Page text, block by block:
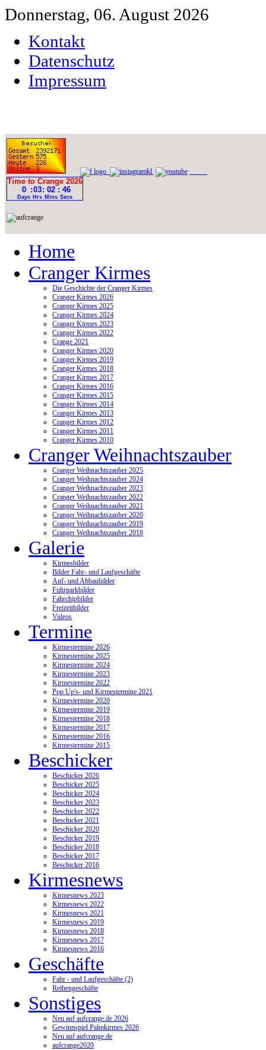
Donnerstag, 06. August 2026
Kontakt
Datenschutz
Impressum
Home
Cranger Kirmes
Die Geschichte der Cranger Kirmes
Cranger Kirmes 2026
Cranger Kirmes 2025
Cranger Kirmes 2024
Cranger Kirmes 2023
Cranger Kirmes 2022
Crange 2021
Cranger Kirmes 2020
Cranger Kirmes 2019
Cranger Kirmes 2018
Cranger Kirmes 2017
Cranger Kirmes 2016
Cranger Kirmes 2015
Cranger Kirmes 2014
Cranger Kirmes 2013
Cranger Kirmes 2012
Cranger Kirmes 2011
Cranger Kirmes 2010
Cranger Weihnachtszauber
Cranger Weihnachtszauber 2025
Cranger Weihnachtszauber 2024
Cranger Weihnachtszauber 2023
Cranger Weihnachtszauber 2022
Cranger Weihnachtszauber 2021
Cranger Weihnachtszauber 2020
Cranger Weihnachtszauber 2019
Cranger Weihnachtszauber 2018
Galerie
Kirmesbilder
Bilder Fahr- und Laufgeschäfte
Auf- und Abbaubilder
Fuhrparkbilder
Fahrchipbilder
Freizeitbilder
Videos
Termine
Kirmestermine 2026
Kirmestermine 2025
Kirmestermine 2024
Kirmestermine 2023
Kirmestermine 2022
Pop Up's- und Kirmestermine 2021
Kirmestermine 2020
Kirmestermine 2019
Kirmestermine 2018
Kirmestermine 2017
Kirmestermine 2016
Kirmestermine 2015
Beschicker
Beschicker 2026
Beschicker 2025
Beschicker 2024
Beschicker 2023
Beschicker 2022
Beschicker 2021
Beschicker 2020
Beschicker 2019
Beschicker 2018
Beschicker 2017
Beschicker 2016
Kirmesnews
Kirmesnews 2023
Kirmesnews 2022
Kirmesnews 2021
Kirmesnews 2019
Kirmesnews 2018
Kirmesnews 2017
Kirmesnews 2016
Geschäfte
Fahr - und Laufgeschäfte (2)
Reihengeschäfte
Sonstiges
Neu auf aufcrange.de 2026
Gewinnspiel Palmkirmes 2026
Neu auf aufcrange.de
aufcrange2020